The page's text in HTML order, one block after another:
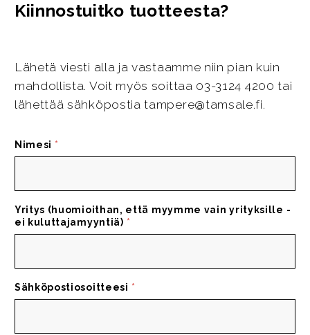
Kiinnostuitko tuotteesta?
Lähetä viesti alla ja vastaamme niin pian kuin
mahdollista. Voit myös soittaa 03-3124 4200 tai
lähettää sähköpostia tampere@tamsale.fi.
Nimesi *
Yritys (huomioithan, että myymme vain yrityksille -
ei kuluttajamyyntiä) *
Sähköpostiosoitteesi *